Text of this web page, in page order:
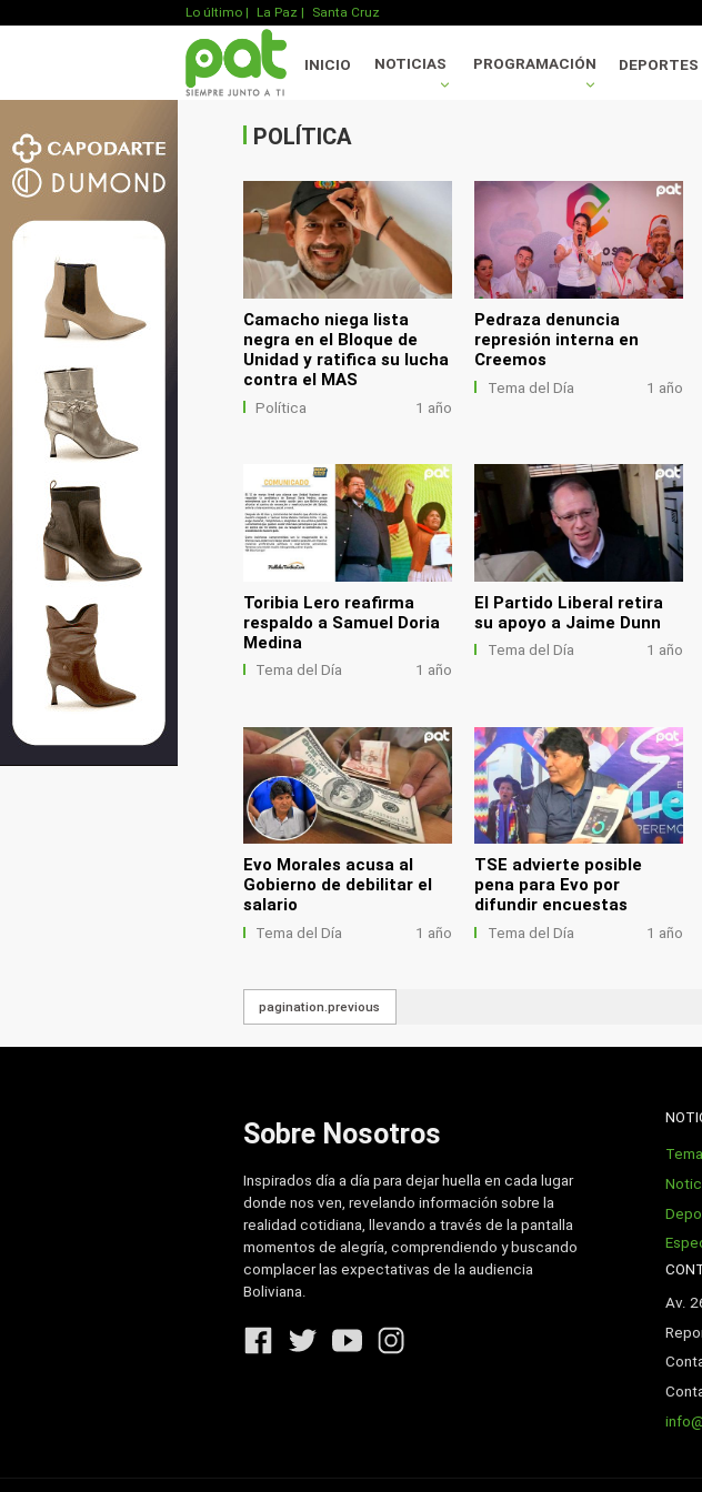
Lo último | La Paz | Santa Cruz
INICIO NOTICIAS PROGRAMACIÓN DEPORTES
POLÍTICA
.
Camacho niega lista
negra en el Bloque de
Unidad y ratifica su lucha
contra el MAS
Política 1 año
Pedraza denuncia
represión interna en
Creemos
Tema del Día 1 año
Toribia Lero reafirma
respaldo a Samuel Doria
Medina
Tema del Día 1 año
El Partido Liberal retira
su apoyo a Jaime Dunn
Tema del Día 1 año
Evo Morales acusa al
Gobierno de debilitar el
salario
Tema del Día 1 año
TSE advierte posible
pena para Evo por
difundir encuestas
Tema del Día 1 año
pagination.previous
Sobre Nosotros
Inspirados día a día para dejar huella en cada lugar
donde nos ven, revelando información sobre la
realidad cotidiana, llevando a través de la pantalla
momentos de alegría, comprendiendo y buscando
complacer las expectativas de la audiencia
Boliviana.
Av.